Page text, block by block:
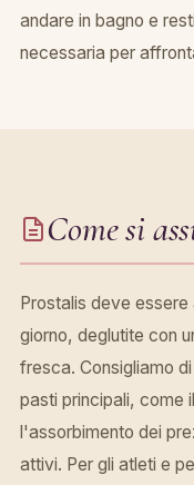
andare in bagno e
necessaria per
Come si
Prostalis deve essere
giorno, deglutite con
fresca. Consigliamo
pasti principali, come
l'assorbimento dei
attivi. Per gli atleti e